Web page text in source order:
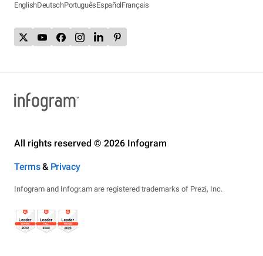
EnglishDeutschPortuguêsEspañolFrançais
All rights reserved © 2026 Infogram
Terms& Privacy
Infogram and Infogr.am are registered trademarks of Prezi, Inc.